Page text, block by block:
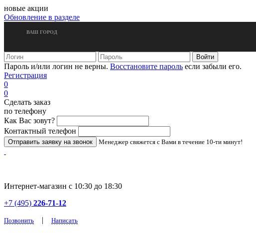
новые акции
Обновление в разделе
ВАШ ГОРОД
Пароль и/или логин не верны. Восстановите пароль если забыли его.
Регистрация
0
0
Сделать заказ
по телефону
Как Вас зовут?
Контактный телефон
Менеджер свяжется с Вами в течение 10-ти минут!
Интернет-магазин с 10:30 до 18:30
+7 (495) 226-71-12
Позвонить | Написать